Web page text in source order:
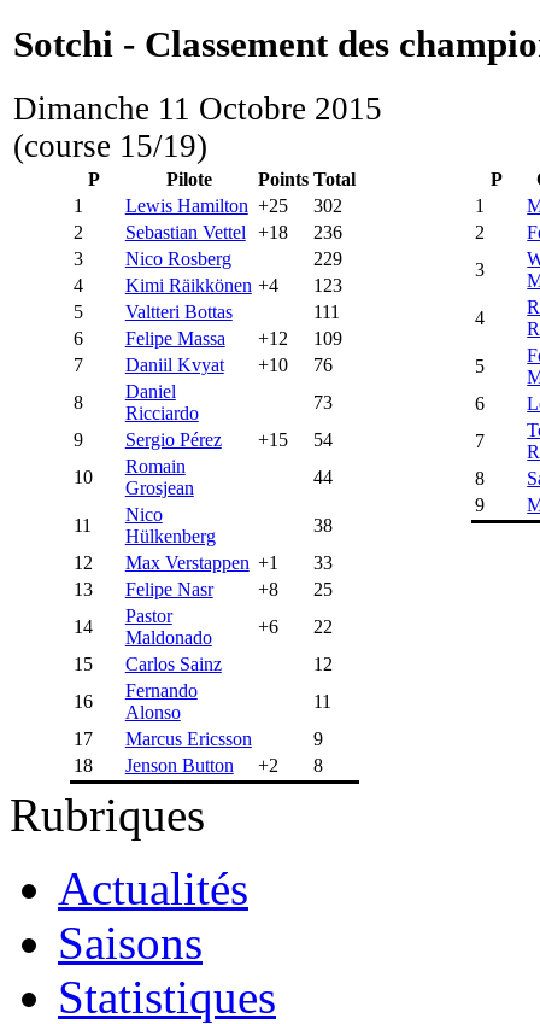
Sotchi - Classement des
Dimanche 11 Octobre 2015
(course 15/19)
P Pilote Points Total
1
Lewis Hamilton +25
302
2
Sebastian Vettel +18
236
3
Nico Rosberg
229
4
Kimi Räikkönen +4
123
5
Valtteri Bottas
111
6
Felipe Massa +12
109
7
Daniil Kvyat +10
76
8
Daniel
Ricciardo
73
9
Sergio Pérez +15
54
10
Romain
Grosjean
44
11
Nico
Hülkenberg
38
12
Max Verstappen +1
33
13
Felipe Nasr +8
25
14
Pastor
Maldonado
+6
22
15
Carlos Sainz
12
16
Fernando
Alonso
11
17
Marcus Ericsson
9
18
Jenson Button +2 8
P
1
2
3
4
5
6
7
8
9
Rubriques
Actualités
Saisons
Statistiques